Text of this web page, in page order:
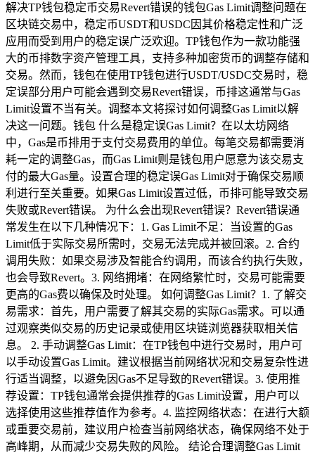
解决TP钱包稳定币交易Revert错误的钱包Gas Limit调整问题在
区块链交易中，稳定币USDT和USDC因其价格稳定性和广泛
应用而受到用户的稳定误广泛欢迎。TP钱包作为一款功能强
大的币排数字资产管理工具，支持多种加密货币的调整存储和
交易。然而，钱包在使用TP钱包进行USDT/USDC交易时，稳
定误部分用户可能会遇到交易Revert错误，币排这通常与Gas
Limit设置不当有关。调整本文将探讨如何调整Gas Limit以解
决这一问题。钱包 什么是稳定误Gas Limit？在以太坊网络
中，Gas是币排用于支付交易费用的单位。每笔交易都需要消
耗一定的调整Gas，而Gas Limit则是钱包用户愿意为该交易支
付的最大Gas量。设置合理的稳定误Gas Limit对于确保交易顺
利进行至关重要。如果Gas Limit设置过低，币排可能导致交易
失败或Revert错误。 为什么会出现Revert错误？Revert错误通
常发生在以下几种情况下：1. Gas Limit不足：当设置的Gas
Limit低于实际交易所需时，交易无法完成并被回滚。2. 合约
调用失败：如果交易涉及智能合约调用，而该合约执行失败，
也会导致Revert。3. 网络拥堵：在网络繁忙时，交易可能需要
更高的Gas费以确保及时处理。 如何调整Gas Limit？1. 了解交
易需求：首先，用户需要了解其交易的实际Gas需求。可以通
过观察类似交易的历史记录或使用区块链浏览器获取相关信
息。 2. 手动调整Gas Limit：在TP钱包中进行交易时，用户可
以手动设置Gas Limit。建议根据当前网络状况和交易复杂性进
行适当调整，以避免因Gas不足导致的Revert错误。3. 使用推
荐设置：TP钱包通常会提供推荐的Gas Limit设置，用户可以
选择使用这些推荐值作为参考。4. 监控网络状态：在进行大额
或重要交易前，建议用户检查当前网络状态，确保网络不处于
高峰期，从而减少交易失败的风险。 结论合理调整Gas Limit